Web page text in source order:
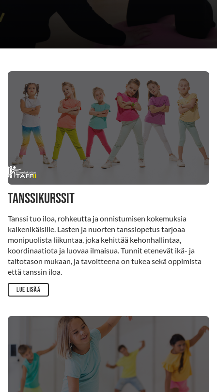
TANSSIkurssit
Tanssi tuo iloa, rohkeutta ja onnistumisen kokemuksia
kaikenikäisille. Lasten ja nuorten tanssiopetus tarjoaa
monipuolista liikuntaa, joka kehittää kehonhallintaa,
koordinaatiota ja luovaa ilmaisua. Tunnit etenevät ikä- ja
taitotason mukaan, ja tavoitteena on tukea sekä oppimista
että tanssin iloa.
Lue lisää